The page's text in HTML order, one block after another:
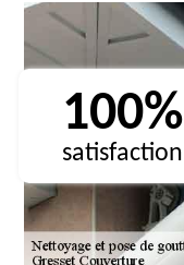
100%
satisfaction